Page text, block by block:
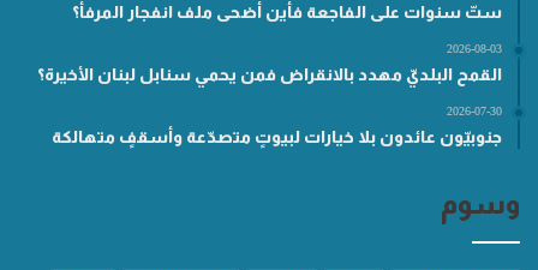
ستّ سنوات على الفاجعة فأين أضحى ملف انفجار المرفأ؟
2026-08-03
القمح البلديّ مهدد بالانقراض فمن يحمي سنابل لبنان الأخيرة؟
2026-07-30
جنوبيّون عائدون بلا خيارات لبيوتٍ متصدّعة وأسقفٍ متهالكة
وسوم